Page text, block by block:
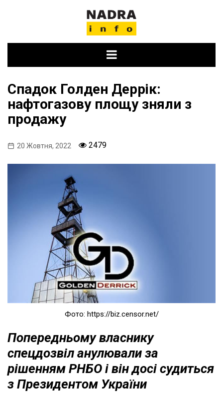
Спадок Голден Деррік:
нафтогазову площу зняли з
продажу
20 Жовтня, 2022 2479
Фото: https://biz.censor.net/
Попередньому власнику
спецдозвіл анулювали за
рішенням РНБО і він досі судиться
з Президентом України